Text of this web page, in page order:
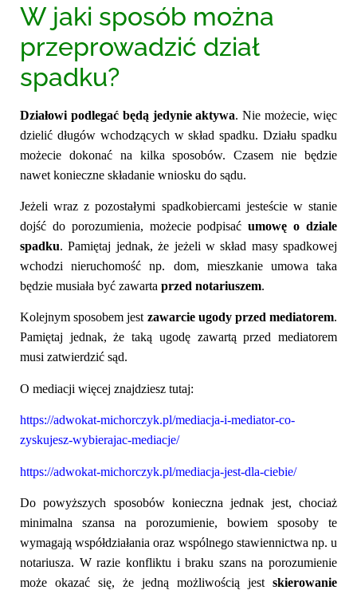
W jaki sposób można
przeprowadzić dział
spadku?
Działowi podlegać będą jedynie aktywa. Nie możecie, więc
dzielić długów wchodzących w skład spadku. Działu spadku
możecie dokonać na kilka sposobów. Czasem nie będzie
nawet konieczne składanie wniosku do sądu.
Jeżeli wraz z pozostałymi spadkobiercami jesteście w stanie
dojść do porozumienia, możecie podpisaćumowę o dziale
spadku. Pamiętaj jednak, że jeżeli w skład masy spadkowej
wchodzi nieruchomość np. dom, mieszkanie umowa taka
będzie musiała być zawarta przed notariuszem.
Kolejnym sposobem jest zawarcie ugody przed mediatorem.
Pamiętaj jednak, że taką ugodę zawartą przed mediatorem
musi zatwierdzić sąd.
O mediacji więcej znajdziesz tutaj:
https://adwokat-michorczyk.pl/mediacja-i-mediator-co-
zyskujesz-wybierajac-mediacje/
https://adwokat-michorczyk.pl/mediacja-jest-dla-ciebie/
Do powyższych sposobów konieczna jednak jest, chociaż
minimalna szansa na porozumienie, bowiem sposoby te
wymagają współdziałania oraz wspólnego stawiennictwa np. u
notariusza. W razie konfliktu i braku szans na porozumienie
może okazać się, że jedną możliwością jest skierowanie